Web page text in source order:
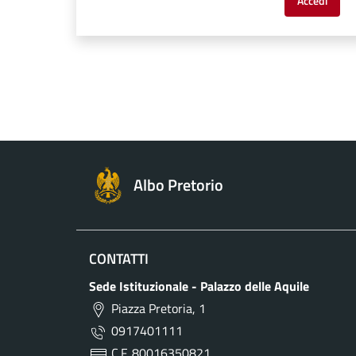
Albo Pretorio
CONTATTI
Sede Istituzionale - Palazzo delle Aquile
Piazza Pretoria, 1
0917401111